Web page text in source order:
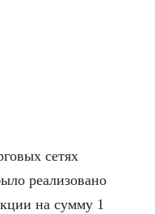
сетях
реализовано
на сумму 1